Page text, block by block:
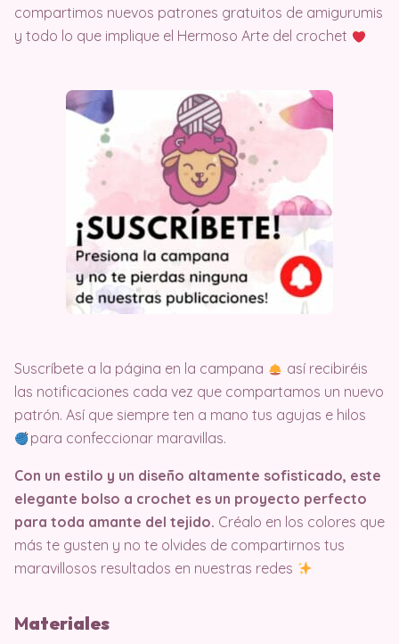
compartimos nuevos patrones gratuitos de amigurumis
y todo lo que implique el Hermoso Arte del crochet
Suscríbete a la página en la campana
así recibiréis
las notificaciones cada vez que compartamos un nuevo
patrón. Así que siempre ten a mano tus agujas e hilos
para confeccionar maravillas.
Con un estilo y un diseño altamente sofisticado, este
elegante bolso a crochet es un proyecto perfecto
para toda amante del tejido. Créalo en los colores que
más te gusten y no te olvides de compartirnos tus
maravillosos resultados en nuestras redes
Materiales